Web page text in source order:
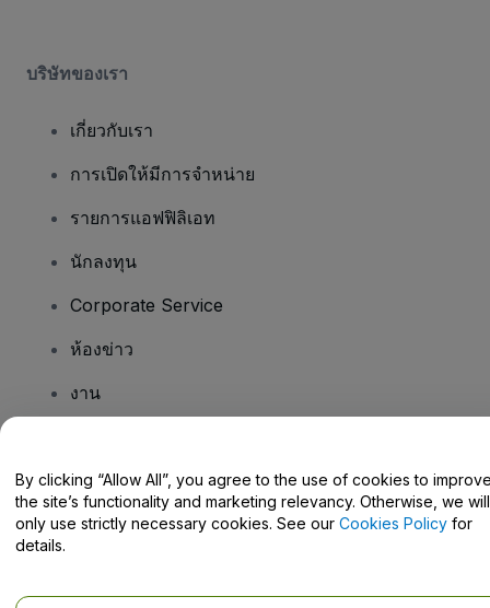
บริษัทของเรา
เกี่ยวกับเรา
การเปิดให้มีการจำหน่าย
รายการแอฟฟิลิเอท
นักลงทุน
Corporate Service
ห้องข่าว
งาน
Help Centre / Contact Us
By clicking “Allow All”, you agree to the use of cookies to
the site’s functionality and marketing relevancy. Otherwise, we will
only use strictly necessary cookies. See our Cookies Policy for
details.